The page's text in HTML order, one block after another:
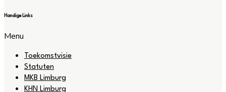
Handige Links
Menu
Toekomstvisie
Statuten
MKB Limburg
KHN Limburg